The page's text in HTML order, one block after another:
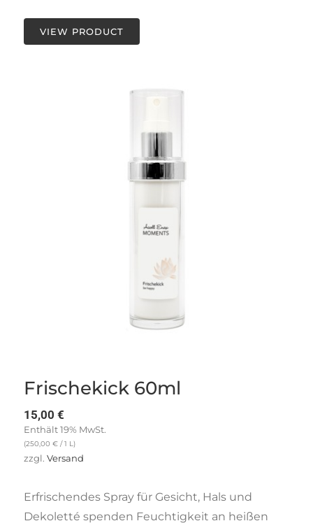
VIEW PRODUCT
Frischekick 60ml
15,00€
Enthält 19% MwSt.
(250,00€ / 1 L)
zzgl.Versand
Erfrischendes Spray für Gesicht, Hals und
Dekoletté spenden Feuchtigkeit an heißen